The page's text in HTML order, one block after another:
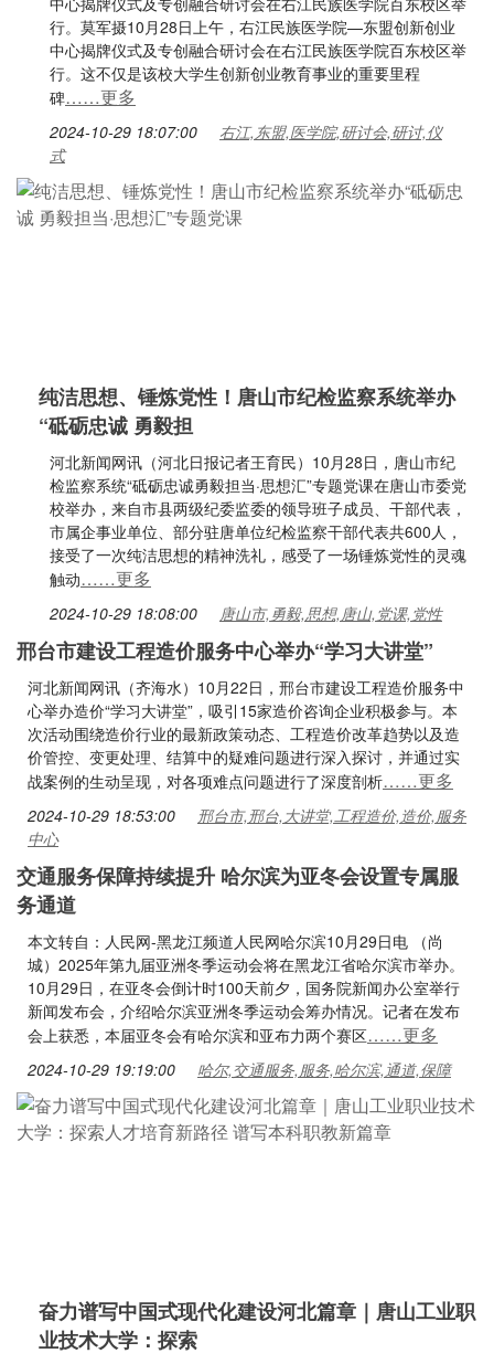
行。莫军摄10月28日上午，右江民族医学院—东盟创新创业
中心揭牌仪式及专创融合研讨会在右江民族医学院百东校区举
行。这不仅是该校大学生创新创业教育事业的重要里程
碑……更多
2024-10-29 18:07:00
右江,东盟,医学院,研讨会,研讨,仪
式
纯洁思想、锤炼党性！唐山市纪检监察系统举办
“砥砺忠诚 勇毅担
河北新闻网讯（河北日报记者王育民）10月28日，唐山市纪
检监察系统“砥砺忠诚勇毅担当·思想汇”专题党课在唐山市委党
校举办，来自市县两级纪委监委的领导班子成员、干部代表，
市属企事业单位、部分驻唐单位纪检监察干部代表共600人，
接受了一次纯洁思想的精神洗礼，感受了一场锤炼党性的灵魂
触动……更多
2024-10-29 18:08:00 唐山市,勇毅,思想,唐山,党课,党性
邢台市建设工程造价服务中心举办“学习大讲堂”
河北新闻网讯（齐海水）10月22日，邢台市建设工程造价服务中
心举办造价“学习大讲堂”，吸引15家造价咨询企业积极参与。本
次活动围绕造价行业的最新政策动态、工程造价改革趋势以及造
价管控、变更处理、结算中的疑难问题进行深入探讨，并通过实
战案例的生动呈现，对各项难点问题进行了深度剖析……更多
2024-10-29 18:53:00
邢台市,邢台,大讲堂,工程造价,造价,服务
中心
交通服务保障持续提升 哈尔滨为亚冬会设置专属服
务通道
本文转自：人民网-黑龙江频道人民网哈尔滨10月29日电 （尚
城）2025年第九届亚洲冬季运动会将在黑龙江省哈尔滨市举办。
10月29日，在亚冬会倒计时100天前夕，国务院新闻办公室举行
新闻发布会，介绍哈尔滨亚洲冬季运动会筹办情况。记者在发布
会上获悉，本届亚冬会有哈尔滨和亚布力两个赛区……更多
2024-10-29 19:19:00 哈尔,交通服务,服务,哈尔滨,通道,保障
奋力谱写中国式现代化建设河北篇章｜唐山工业职
业技术大学：探索